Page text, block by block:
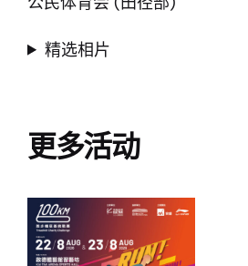
精选相片
更多活动